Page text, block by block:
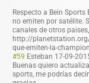
Respecto a Bein
no emiten por satélite.
canales de otros
http://
que-emiten-la-
#59 Esteban 17-09-
Buenas quiero
sports, me podrías